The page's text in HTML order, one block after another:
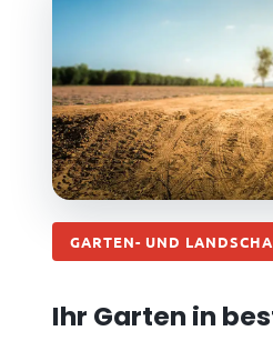
GARTEN- UND
Ihr Garten in